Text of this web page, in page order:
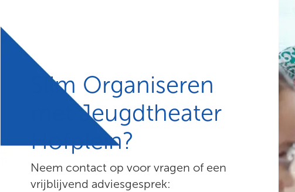
Slim Organiseren
met Jeugdtheater
Hofplein?
Neem contact op voor vragen of een
vrijblijvend adviesgesprek: